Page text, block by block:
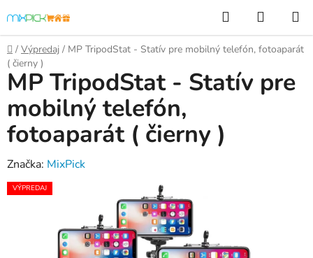
na
obsah
Hľadať
KOŠÍK
Domov
/ Výpredaj / MP TripodStat - Statív pre mobilný telefón, fotoaparát
( čierny )
MP TripodStat - Statív pre
mobilný telefón,
fotoaparát ( čierny )
Značka: MixPick
VÝPREDAJ